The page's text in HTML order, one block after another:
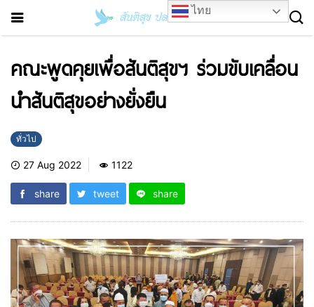
คณะพูดคุยเพื่อสันติสุขฯ ร่วมขับเคลื่อน
นำสันติสุขอย่างยั่งยืน
ทั่วไป
27 Aug 2022 1122
share tweet share
ไทย